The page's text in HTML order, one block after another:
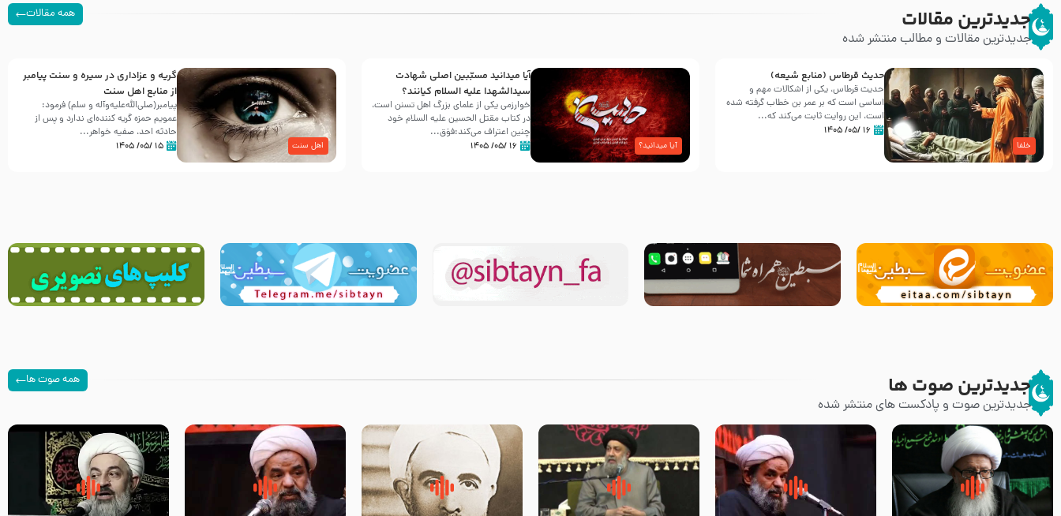
جدیدترین مقالات
جدیدترین مقالات و مطالب منتشر شده
همه مقالات
خلفا
حدیث قرطاس (منابع شیعه)
حدیث قرطاس، یکی از اشکالات مهم و
اساسی است که بر عمر بن خطاب گرفته شده
است، این روایت ثابت می‌کند که...
۱۶ /۰۵/ ۱۴۰۵
آیا میدانید؟
آیا میدانید مسبّبین اصلی شهادت
سیدالشهدا علیه ‌السلام کیانند؟
خوارزمی یکی از علمای بزرگ اهل تسنن است،
در کتاب مقتل الحسین علیه ‌السلام خود
چنین اعتراف می‌کند:فوَق...
۱۶ /۰۵/ ۱۴۰۵ اهل سنت
گریه و عزاداری در سیره و سنت پیامبر
از منابع اهل سنت
پیامبر(صلی‌الله‌علیه‌وآله و سلم) فرمود:
عمویم حمزه گریه کننده‌ای ندارد و پس از
حادثه احد، صفیه خواهر...
۱۵ /۰۵/ ۱۴۰۵
جدیدترین صوت ها
جدیدترین صوت و پادکست های منتشر شده
همه صوت ها